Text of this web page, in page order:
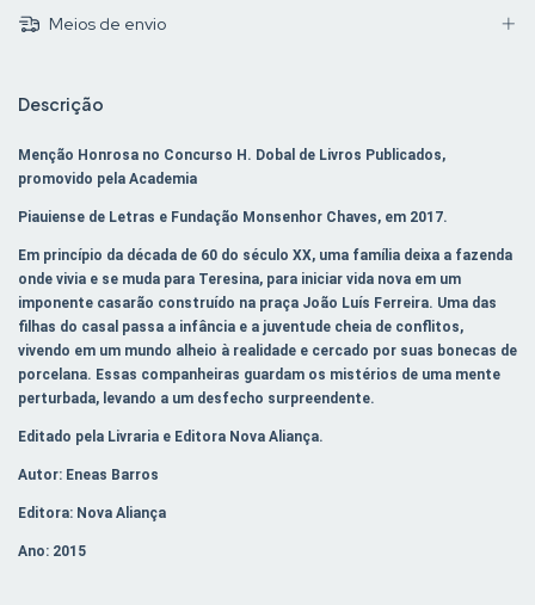
Meios de envio
Descrição
Menção Honrosa no Concurso H. Dobal de Livros Publicados,
promovido pela Academia
Piauiense de Letras e Fundação Monsenhor Chaves, em 2017.
Em princípio da década de 60 do século XX, uma família deixa a fazenda
onde vivia e se muda para Teresina, para iniciar vida nova em um
imponente casarão construído na praça João Luís Ferreira. Uma das
filhas do casal passa a infância e a juventude cheia de conflitos,
vivendo em um mundo alheio à realidade e cercado por suas bonecas de
porcelana. Essas companheiras guardam os mistérios de uma mente
perturbada, levando a um desfecho surpreendente.
Editado pela Livraria e Editora Nova Aliança.
Autor: Eneas Barros
Editora: Nova Aliança
Ano: 2015